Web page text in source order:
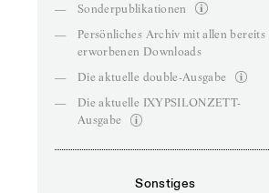
—
Sonderpublikationen
—
Persönliches Archiv mit allen bereits
erworbenen Downloads
—
Die aktuelle double-Ausgabe
—
Die aktuelle IXYPSILONZETT-
Ausgabe
Sonstiges